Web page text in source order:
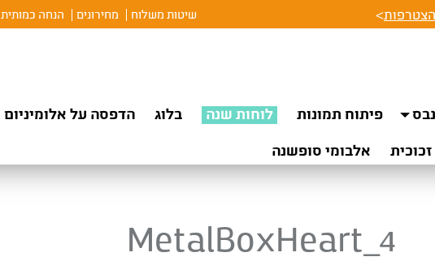
> שיטות משלוח מחירונים הנחה כמותית
פיתוח תמונות לוחות שנה בלוג הדפסה על אלומיניום
אלבומי סופשנה
MetalBoxHeart_4